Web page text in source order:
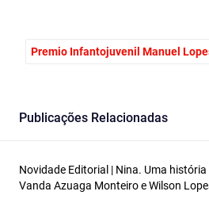
Premio Infantojuvenil Manuel
Publicações Relacionadas
Novidade Editorial | Nina. Uma
Vanda Azuaga Monteiro e Wilson